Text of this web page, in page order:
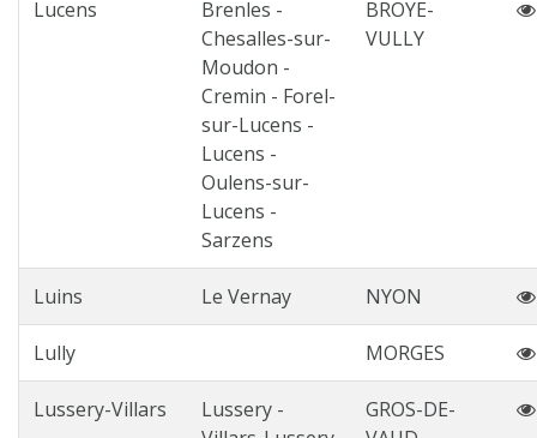
Lucens
Brenles -
Chesalles-sur-
Moudon -
Cremin - Forel-
sur-Lucens -
Lucens -
Oulens-sur-
Lucens -
Sarzens
BROYE-
VULLY
Luins Le Vernay NYON
Lully MORGES
Lussery-Villars
Lussery -
GROS-DE-